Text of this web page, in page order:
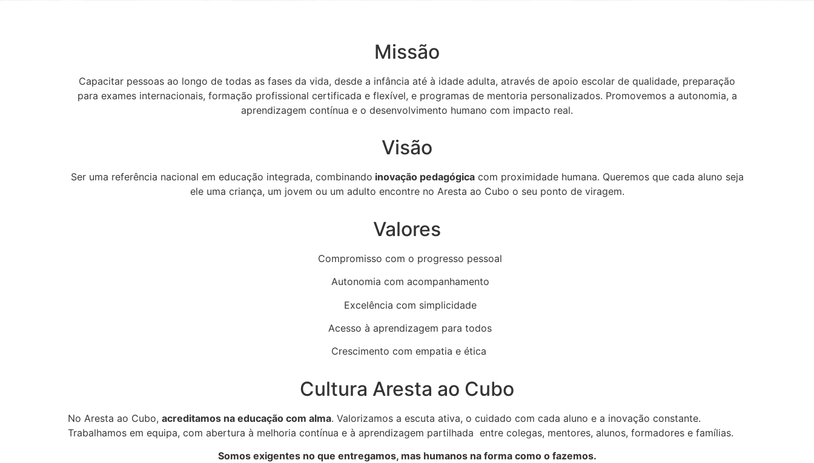
Missão
Capacitar pessoas ao longo de todas as fases da vida, desde a infância até à idade adulta, através de apoio escolar de qualidade, preparação
para exames internacionais, formação profissional certificada e flexível, e programas de mentoria personalizados. Promovemos a autonomia, a
aprendizagem contínua e o desenvolvimento humano com impacto real.
Visão
Ser uma referência nacional em educação integrada, combinando inovação pedagógicacom proximidade humana. Queremos que cada aluno seja
ele uma criança, um jovem ou um adulto encontre no Aresta ao Cubo o seu ponto de viragem.
Valores
Compromisso com o progresso pessoal
Autonomia com acompanhamento
Excelência com simplicidade
Acesso à aprendizagem para todos
Crescimento com empatia e ética
Cultura Aresta ao Cubo
No Aresta ao Cubo, acreditamos na educação com alma. Valorizamos a escuta ativa, o cuidado com cada aluno e a inovação constante.
Trabalhamos em equipa, com abertura à melhoria contínua e à aprendizagem partilhada entre colegas, mentores, alunos, formadores e famílias.
Somos exigentes no que entregamos, mas humanos na forma como o fazemos.